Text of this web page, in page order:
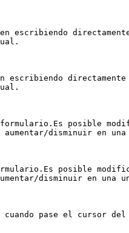
escribiendo
posible
aumentar/disminuir en
posible
disminuir en una
pase el cursor